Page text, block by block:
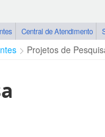
Central de Atendimento
Projetos de